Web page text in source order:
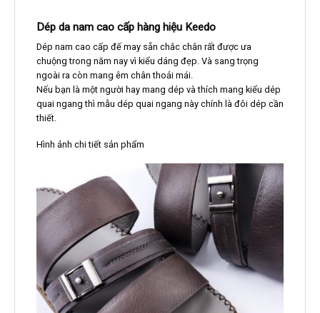
Dép da nam cao cấp hàng hiệu Keedo
Dép nam cao cấp đế may sẵn chắc chắn rất được ưa
chuộng trong năm nay vì kiểu dáng đẹp. Và sang trọng
ngoài ra còn mang êm chân thoải mái.
Nếu bạn là một người hay mang dép và thích mang kiểu dép
quai ngang thì mẫu dép quai ngang này chính là đôi dép cần
thiết.
Hình ảnh chi tiết sản phẩm